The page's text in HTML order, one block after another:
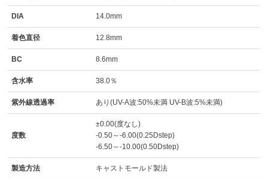
DIA 14.0mm
着色直径 12.8mm
BC 8.6mm
含水率 38.0％
紫外線透過率 あり(UV-A波:50%未満 UV-B波:5%未満)
度数
±0.00(度なし)
-0.50～-6.00(0.25Dstep)
-6.50～-10.00(0.50Dstep)
製造方法 キャストモールド製法